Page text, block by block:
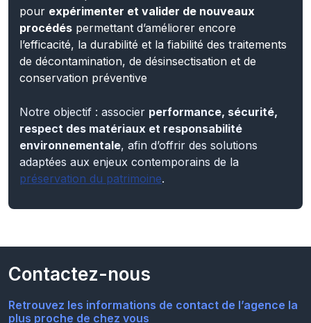
procédéspermettant d’améliorer encore
l’efficacité, la durabilité et la fiabilité des traitements
de décontamination, de désinsectisation et de
conservation préventive
respect des matériaux et responsabilité
environnementale, afin d’offrir des solutions
adaptées aux enjeux contemporains de la
préservation du patrimoine.
Contactez-nous
Retrouvez les informations de contact de l’agence la
plus proche de chez vous